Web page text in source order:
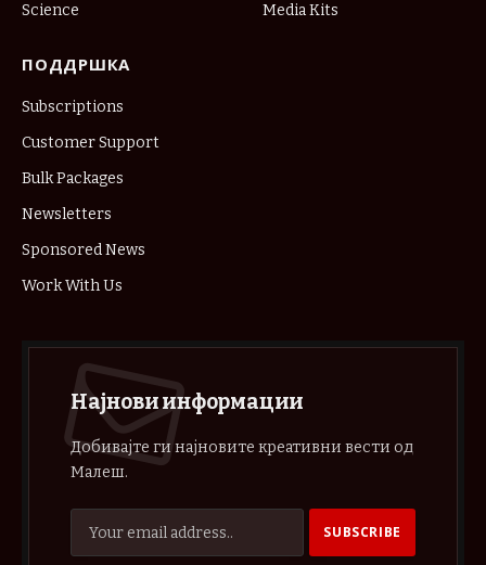
Science
Media Kits
ПОДДРШКА
Subscriptions
Customer Support
Bulk Packages
Newsletters
Sponsored News
Work With Us
Најнови информации
Добивајте ги најновите креативни вести од
Малеш.